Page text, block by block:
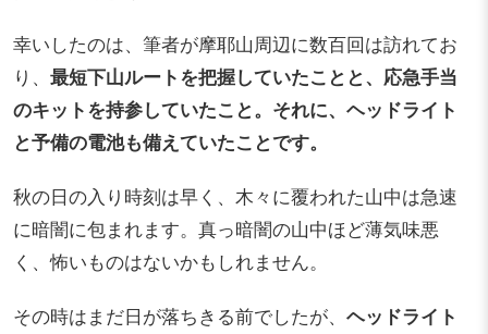
幸いしたのは、筆者が摩耶山周辺に数百回は訪れてお
り、 最短下山ルートを把握していたことと、応急手当
のキットを持参していたこと。それに、ヘッドライト
と予備の電池も備えていたことです。
秋の日の入り時刻は早く、木々に覆われた山中は急速
に暗闇に包まれます。真っ暗闇の山中ほど薄気味悪
く、怖いものはないかもしれません。
その時はまだ日が落ちきる前でしたが、 ヘッドライト